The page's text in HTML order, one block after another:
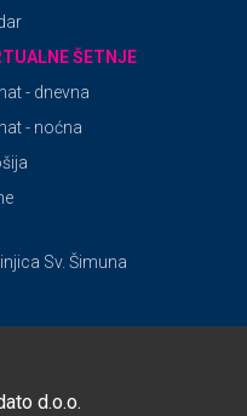
ŠETNJE
- dnevna
- noćna
Sv. Šimuna
d.o.o.